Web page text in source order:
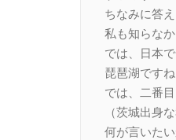
ちなみに答
私も知らな
では、日本
琵琶湖ですね
では、二番
（茨城出身
何が言いたい